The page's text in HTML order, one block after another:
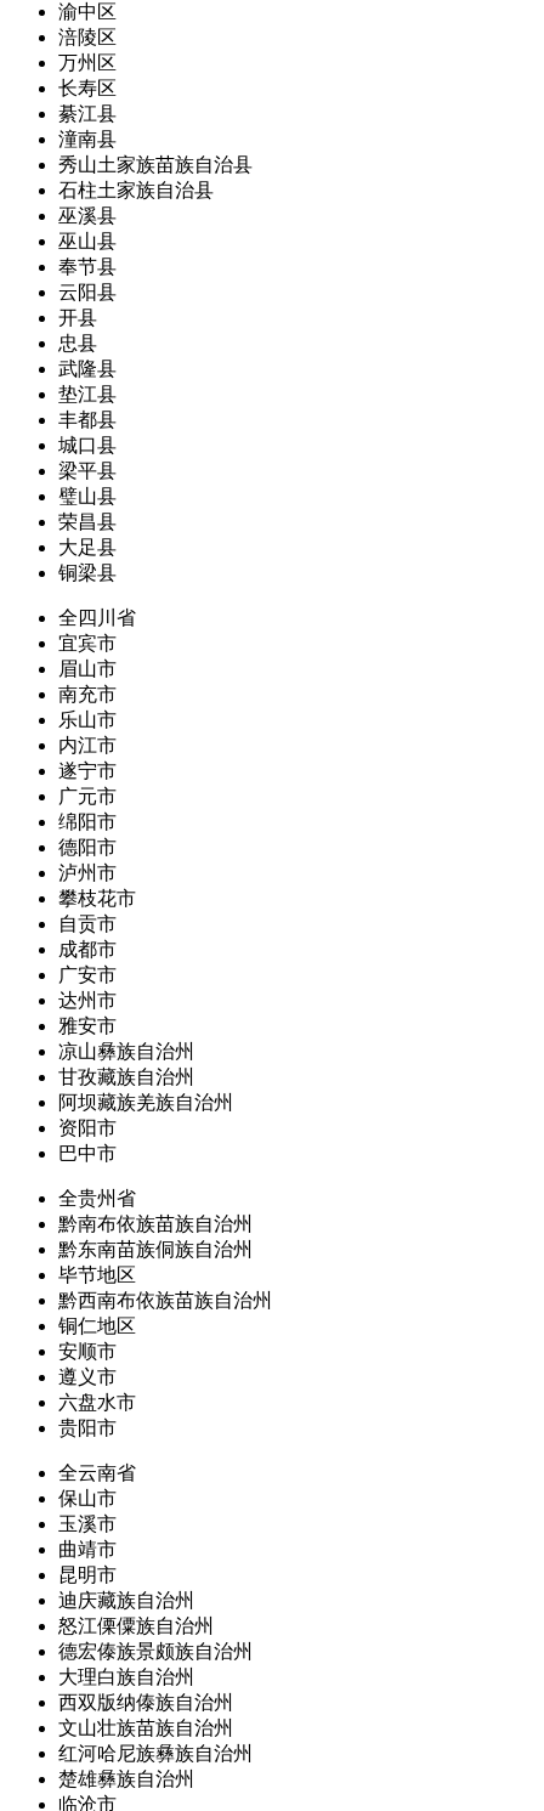
渝中区
涪陵区
万州区
长寿区
綦江县
潼南县
秀山土家族苗族自治县
石柱土家族自治县
巫溪县
巫山县
奉节县
云阳县
开县
忠县
武隆县
垫江县
丰都县
城口县
梁平县
璧山县
荣昌县
大足县
铜梁县
全四川省
宜宾市
眉山市
南充市
乐山市
内江市
遂宁市
广元市
绵阳市
德阳市
泸州市
攀枝花市
自贡市
成都市
广安市
达州市
雅安市
凉山彝族自治州
甘孜藏族自治州
阿坝藏族羌族自治州
资阳市
巴中市
全贵州省
黔南布依族苗族自治州
黔东南苗族侗族自治州
毕节地区
黔西南布依族苗族自治州
铜仁地区
安顺市
遵义市
六盘水市
贵阳市
全云南省
保山市
玉溪市
曲靖市
昆明市
迪庆藏族自治州
怒江傈僳族自治州
德宏傣族景颇族自治州
大理白族自治州
西双版纳傣族自治州
文山壮族苗族自治州
红河哈尼族彝族自治州
楚雄彝族自治州
临沧市